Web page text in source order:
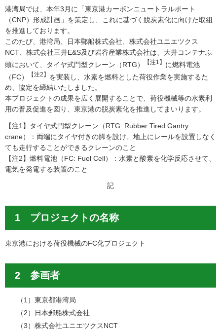
港湾局では、本年3月に「東京港カーボンニュートラルポート
（CNP）形成計画」を策定し、これに基づく脱炭素化に向けた取組
を推進しております。
このたび、港湾局、日本郵船株式会社、株式会社ユニエツクス
NCT、株式会社三井E&S及び岩谷産業株式会社は、大井コンテナふ
頭において、タイヤ式門型クレーン（RTG）
【注1】 に燃料電池
（FC）
【注2】 を実装し、水素を燃料とした荷役作業を実施するた
め、協定を締結いたしました。
本プロジェクトの成果を広く展開することで、荷役機械等の水素利
用の普及促進を図り、東京港の脱炭素化を推進してまいります。
【注1】タイヤ式門型クレーン（RTG: Rubber Tired Gantry
crane）：両端にタイヤ付きの脚を設け、地上にレールを設置しなく
ても走行することができるクレーンのこと
【注2】燃料電池（FC: Fuel Cell）：水素と酸素を化学反応させて、
電気を発電する装置のこと
記
1 プロジェクトの名称
東京港における荷役機械のFC化プロジェクト
2 参画者
（1）東京都港湾局
（2）日本郵船株式会社
（3）株式会社ユニエツクスNCT